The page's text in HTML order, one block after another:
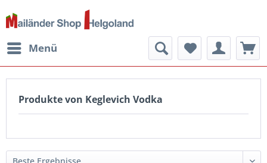
Menü
Produkte von Keglevich Vodka